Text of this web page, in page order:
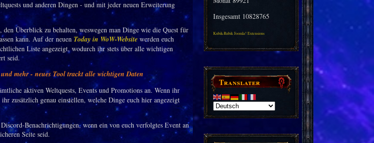
Insgesamt 10828765
Kubik-Rubik Joomla! Extensions
Translater
und anderen Dingen - und mit jeder neuen Erweiterung
Überblick zu behalten, weswegen man Dinge wie die Quest für
kann. Auf der neuen Today in WoW-Websitewerden euch
Liste angezeigt, wodurch ihr stets über alle wichtigen
seid.
und mehr - neues Tool trackt alle wichtigen Daten
aktiven Weltquests, Events und Promotions an. Wenn ihr
zusätzlich genau einstellen, welche Dinge euch hier angezeigt
Benachrichtigungen, wenn ein von euch verfolgtes Event an
Seite seid.